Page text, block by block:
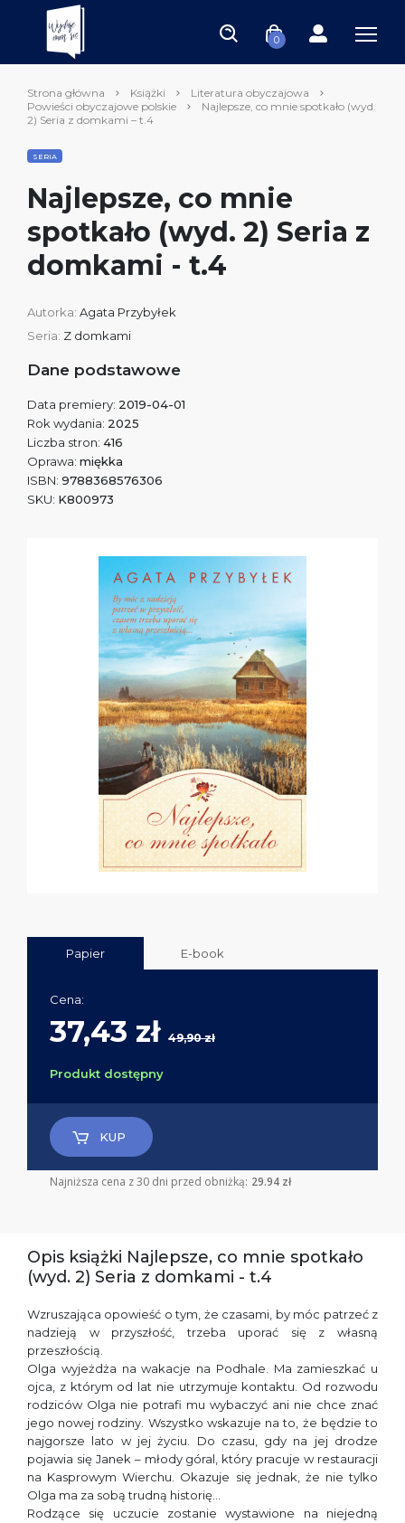
0
Strona główna Książki
Literatura obyczajowa
Powieści obyczajowe polskie
Najlepsze, co mnie spotkało (wyd.
2) Seria z domkami – t.4
SERIA
Najlepsze, co mnie
spotkało (wyd. 2) Seria z
domkami - t.4
Autorka: Agata Przybyłek
Seria: Z domkami
Dane podstawowe
Data premiery: 2019-04-01
Rok wydania: 2025
Liczba stron: 416
Oprawa: miękka
ISBN: 9788368576306
SKU: K800973
Papier E-book
Cena:
37,43 zł 49,90 zł
Produkt dostępny
KUP
Najniższa cena z 30 dni przed obniżką: 29.94 zł
Opis książki Najlepsze, co mnie spotkało
(wyd. 2) Seria z domkami - t.4
Wzruszająca opowieść o tym, że czasami, by móc patrzeć z
nadzieją w przyszłość, trzeba uporać się z własną
przeszłością.
Olga wyjeżdża na wakacje na Podhale. Ma zamieszkać u
ojca, z którym od lat nie utrzymuje kontaktu. Od rozwodu
rodziców Olga nie potrafi mu wybaczyć ani nie chce znać
jego nowej rodziny. Wszystko wskazuje na to, że będzie to
najgorsze lato w jej życiu. Do czasu, gdy na jej drodze
pojawia się Janek – młody góral, który pracuje w restauracji
na Kasprowym Wierchu. Okazuje się jednak, że nie tylko
Olga ma za sobą trudną historię…
Rodzące się uczucie zostanie wystawione na niejedną